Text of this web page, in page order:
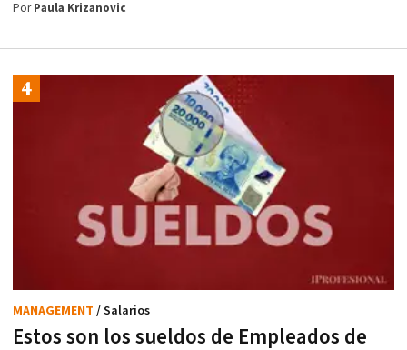
PorPaula Krizanovic
Estos son los sueldos de Empleados de
MANAGEMENT / Salarios